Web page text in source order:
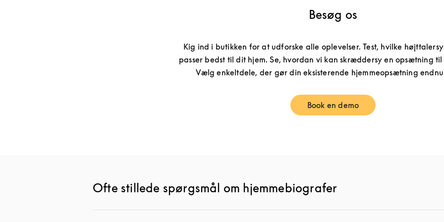
Besøg os
Kig ind i butikken for at udforske alle oplevelser. Test, hvilke
passer bedst til dit hjem. Se, hvordan vi kan skræddersy en opsætning
Vælg enkeltdele, der gør din eksisterende hjemmeopsætning
Book en demoLink Opens in New Tab
Ofte stillede spørgsmål om hjemmebiografer